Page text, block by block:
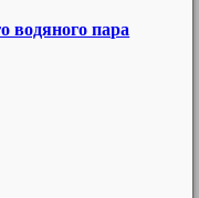
водяного пара